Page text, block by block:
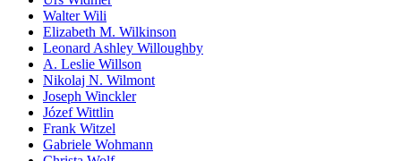
Walter Wili
Elizabeth M. Wilkinson
Leonard Ashley Willoughby
A. Leslie Willson
Nikolaj N. Wilmont
Joseph Winckler
Józef Wittlin
Frank Witzel
Gabriele Wohmann